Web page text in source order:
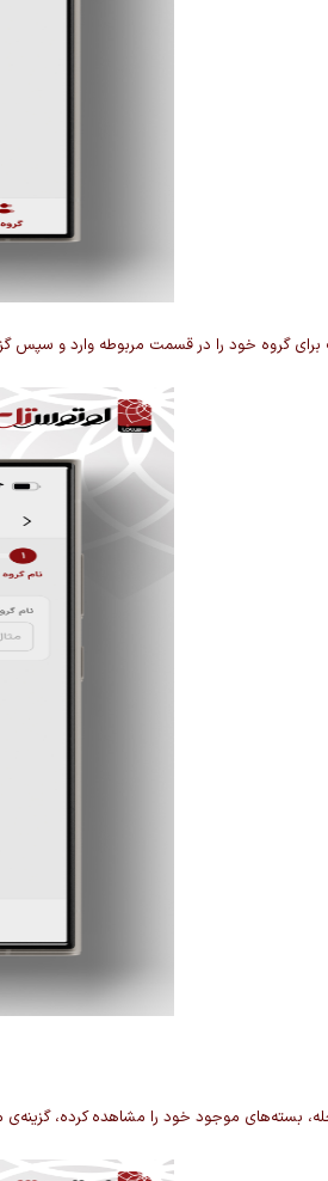
گروه خود را در قسمت مربوطه وارد و سپس
بسته‌های موجود خود را مشاهده کرده، گزینه‌ی